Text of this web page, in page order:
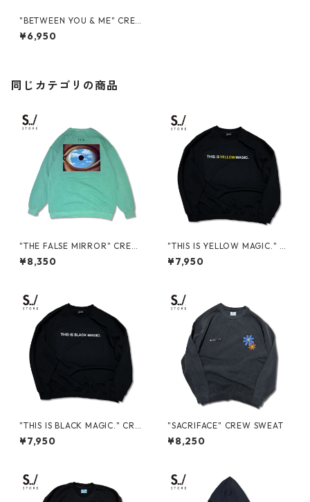
"BETWEEN YOU & ME" CRE
W SWEAT
¥6,950
同じカテゴリの商品
"THE FALSE MIRROR" CREW
NECK SWEAT
¥8,350
"THIS IS YELLOW MAGIC." C
REW SWEAT
¥7,950
"THIS IS BLACK MAGIC." CRE
W SWEAT
¥7,950
"SACRIFACE" CREW SWEAT
¥8,250